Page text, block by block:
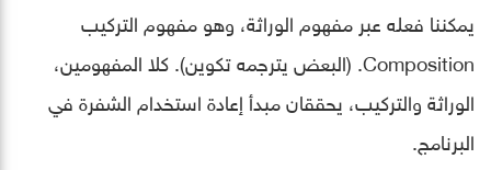
يمكننا فعله عبر مفهوم الوراثة، وهو مفهوم التركيب
Composition. (البعض يترجمه تكوين). كلا المفهومين،
الوراثة والتركيب، يحققان مبدأ إعادة استخدام الشفرة في
البرنامج.